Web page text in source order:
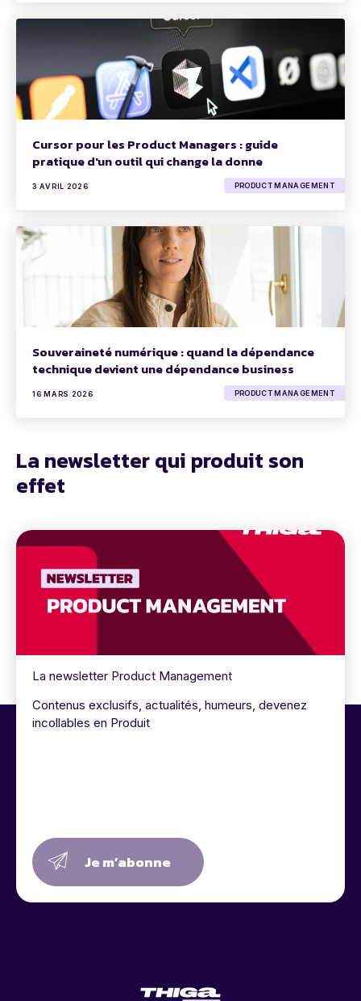
Cursor pour les Product Managers : guide
pratique d'un outil qui change la donne
3 AVRIL 2026 PRODUCT MANAGEMENT
Souveraineté numérique : quand la dépendance
technique devient une dépendance business
16 MARS 2026 PRODUCT MANAGEMENT
La newsletter qui produit son
effet
La newsletter Product Management
Contenus exclusifs, actualités, humeurs, devenez
incollables en Produit
Je m’abonne